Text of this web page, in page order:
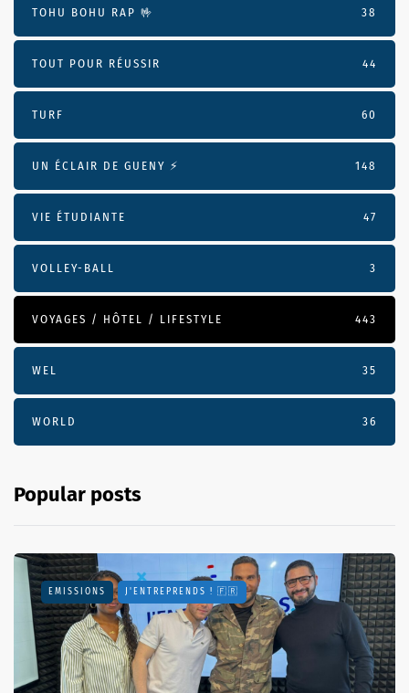
TOHU BOHU RAP 🤟 38
TOUT POUR RÉUSSIR 44
TURF 60
UN ÉCLAIR DE GUENY ⚡️ 148
VIE ÉTUDIANTE 47
VOLLEY-BALL 3
VOYAGES / HÔTEL / LIFESTYLE 443
WEL 35
WORLD 36
Popular posts
EMISSIONS J'ENTREPRENDS ! 🇫🇷